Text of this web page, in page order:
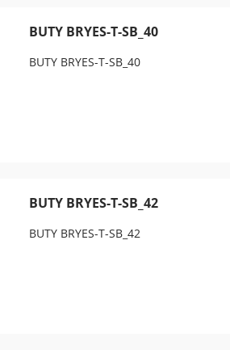
BUTY BRYES-T-SB_40
BUTY BRYES-T-SB_40
BUTY BRYES-T-SB_42
BUTY BRYES-T-SB_42